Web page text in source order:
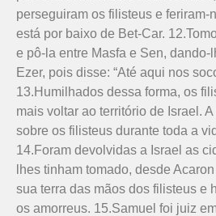
perseguiram os filisteus e feriram-
está por baixo de Bet-Car.
e pô-la entre Masfa e Sen, dando-
Ezer, pois disse: “Até aqui nos
13.Humilhados dessa forma, os
mais voltar ao território de Israel.
sobre os filisteus durante toda a
14.Foram devolvidas a Israel as
lhes tinham tomado, desde
sua terra das mãos dos filisteus e
os amorreus. 15.Samuel foi juiz